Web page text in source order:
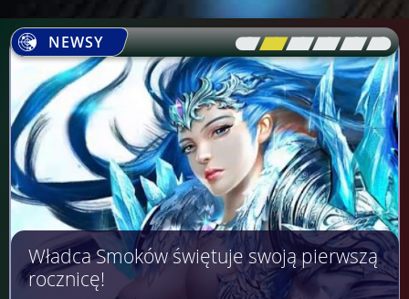
NEWSY [\ \\ \\ \\ \\ \]
Władca Smoków świętuje swoją pierwszą
rocznicę!